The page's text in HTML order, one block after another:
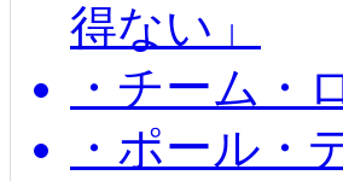
得ない」
・チーム・
・ポール・